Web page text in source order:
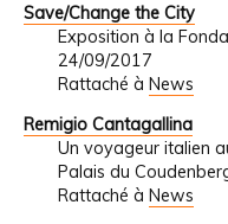
Save/Change the City
Exposition à la
24/09/2017
Rattaché à News
Remigio Cantagallina
Un voyageur italien
Palais du
Rattaché à News